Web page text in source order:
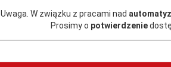
Uwaga. W związku z pracami nad
Prosimy o potwierdzenie